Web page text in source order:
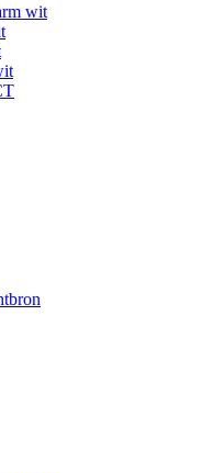
wit